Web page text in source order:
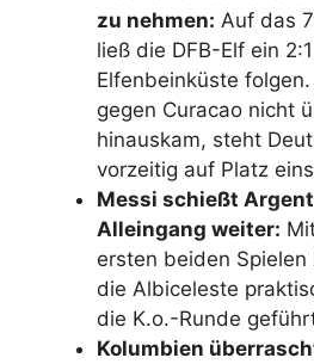
zu nehmen: Auf das
ließ die DFB-Elf ein
Elfenbeinküste
gegen Curacao nicht
hinauskam, steht
vorzeitig auf Platz
Messi schießt
Alleingang weiter:
ersten beiden Spielen
die Albiceleste
die K.o.-Runde
Kolumbien